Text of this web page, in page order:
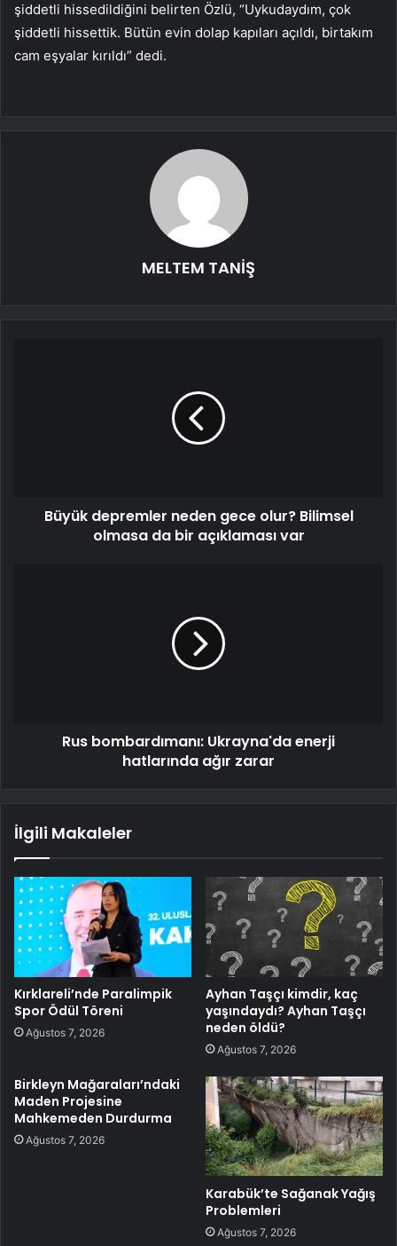
şiddetli hissedildiğini belirten Özlü, “Uykudaydım, çok
şiddetli hissettik. Bütün evin dolap kapıları açıldı, birtakım
cam eşyalar kırıldı” dedi.
MELTEM TANİŞ
Büyük depremler neden gece olur? Bilimsel
olmasa da bir açıklaması var
Rus bombardımanı: Ukrayna'da enerji
hatlarında ağır zarar
İlgili Makaleler
Kırklareli’nde Paralimpik
Spor Ödül Töreni
Ağustos 7, 2026
Ayhan Taşçı kimdir, kaç
yaşındaydı? Ayhan Taşçı
neden öldü?
Ağustos 7, 2026
Birkleyn Mağaraları’ndaki
Maden Projesine
Mahkemeden Durdurma
Ağustos 7, 2026
Karabük’te Sağanak Yağış
Problemleri
Ağustos 7, 2026